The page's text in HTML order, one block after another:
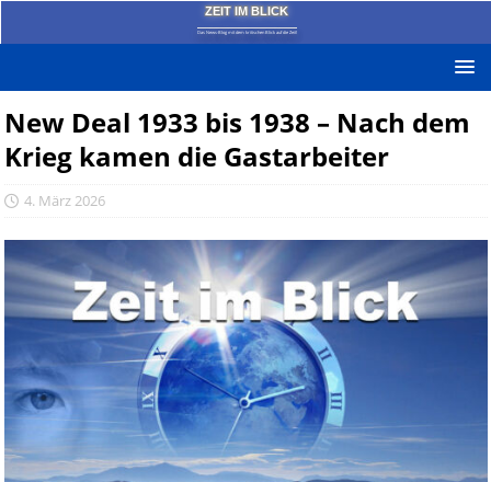
ZEIT IM BLICK
Das News-Blog mit dem kritischen Blick auf die Zeit!
New Deal 1933 bis 1938 – Nach dem
Krieg kamen die Gastarbeiter
4. März 2026